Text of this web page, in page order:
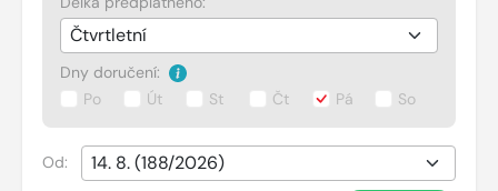
Dny doručení:
Po
Út St Čt Pá So
Od: